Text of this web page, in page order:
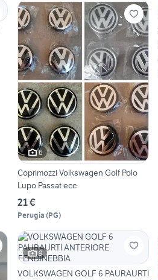
6
Coprimozzi Volkswagen Golf Polo
Lupo Passat ecc
21 €
Perugia (PG)
9
VOLKSWAGEN GOLF 6 PAURAURTI